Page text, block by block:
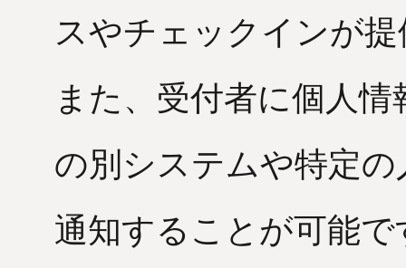
スやチェックインが
また、受付者に個人
の別システムや特定の
通知することが可能で